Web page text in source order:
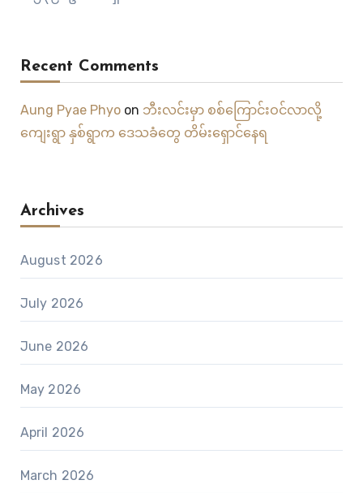
Recent Comments
Aung Pyae Phyoon ဘီးလင်းမှာ စစ်ကြောင်းဝင်လာလို့
ကျေးရွာ နှစ်ရွာက ဒေသခံတွေ တိမ်းရှောင်နေရ
Archives
August 2026
July 2026
June 2026
May 2026
April 2026
March 2026